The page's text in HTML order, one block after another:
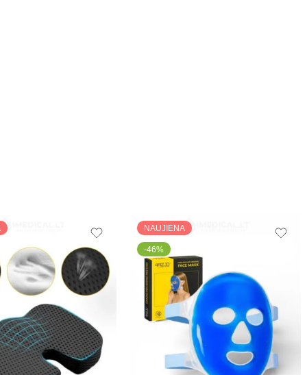
NAUJIENA
-46%